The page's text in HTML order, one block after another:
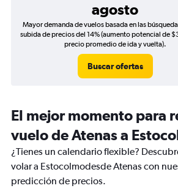
agosto
Mayor demanda de vuelos basada en las
subida de precios del 14% (aumento potencial de
precio promedio de ida y vuelta).
Buscar ofertas
El mejor momento para
vuelo de Atenas a
¿Tienes un calendario flexible?
volar a Estocolmodesde Atenas con
predicción de precios.